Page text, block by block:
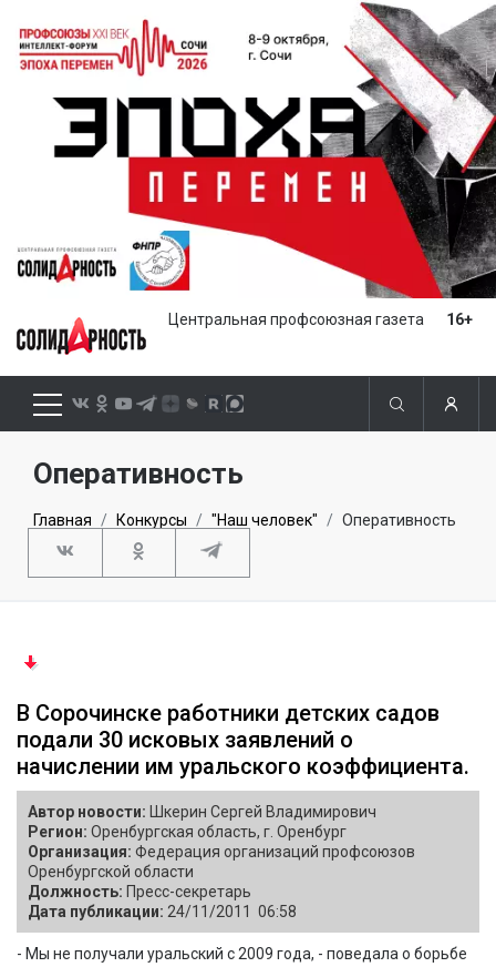
Центральная профсоюзная газета 16+
Оперативность
Главная Конкурсы "Наш человек" Оперативность
В Сорочинске работники детских садов
подали 30 исковых заявлений о
начислении им уральского коэффициента.
Автор новости: Шкерин Сергей Владимирович
Регион: Оренбургская область, г. Оренбург
Организация: Федерация организаций профсоюзов
Оренбургской области
Должность: Пресс-секретарь
Дата публикации: 24/11/2011 06:58
- Мы не получали уральский с 2009 года, - поведала о борьбе